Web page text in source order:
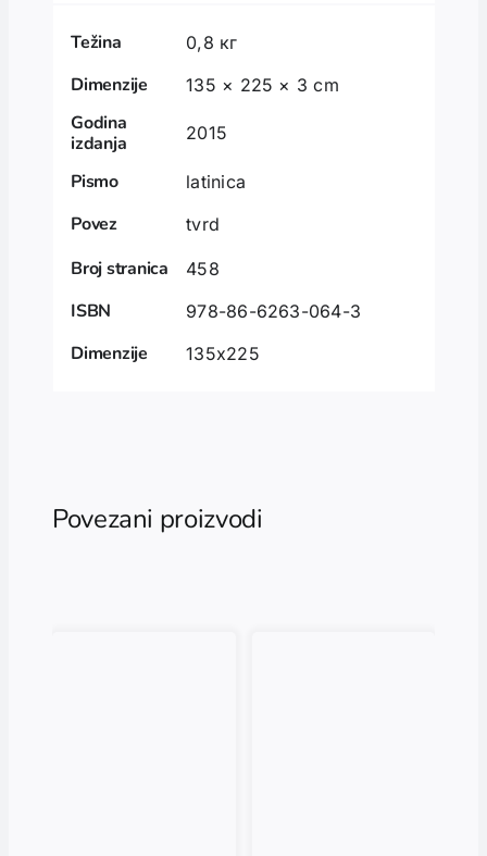
Težina 0,8 кг
Dimenzije 135 × 225 × 3 cm
Godina
izdanja
2015
Pismo latinica
Povez tvrd
Broj stranica 458
ISBN 978-86-6263-064-3
Dimenzije 135x225
Povezani proizvodi